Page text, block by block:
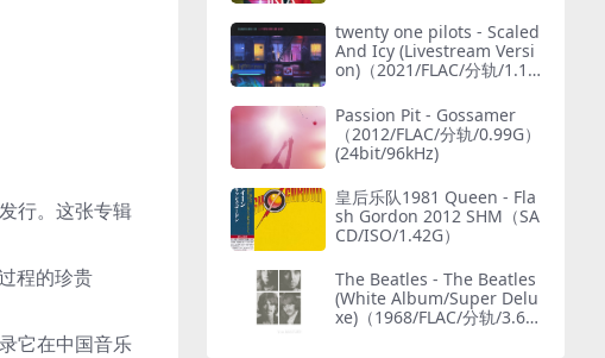
行。这张专辑
程的珍贵
它在中国音乐
twenty one pilots - Scaled
And Icy (Livestream Versi
on)（2021/FLAC/分轨/1.15
Passion Pit - Gossamer
（2012/FLAC/分轨/0.99G）
(24bit/96kHz)
皇后乐队1981 Queen - Fla
sh Gordon 2012 SHM（SA
CD/ISO/1.42G）
The Beatles - The Beatles
(White Album/Super Delu
xe)（1968/FLAC/分轨/3.69